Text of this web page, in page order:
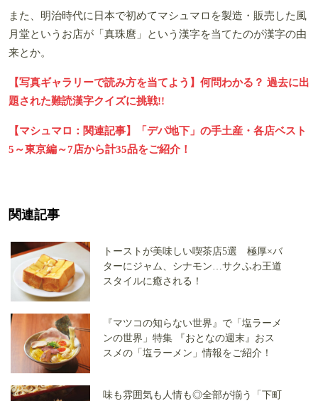
また、明治時代に日本で初めてマシュマロを製造・販売した風
月堂というお店が「真珠麿」という漢字を当てたのが漢字の由
来とか。
【写真ギャラリーで読み方を当てよう】何問わかる？ 過去に出
題された難読漢字クイズに挑戦!!
【マシュマロ：関連記事】「デパ地下」の手土産・各店ベスト
5～東京編～7店から計35品をご紹介！
関連記事
トーストが美味しい喫茶店5選 極厚×バ
ターにジャム、シナモン…サクふわ王道
スタイルに癒される！
『マツコの知らない世界』で「塩ラーメ
ンの世界」特集 『おとなの週末』おス
スメの「塩ラーメン」情報をご紹介！
味も雰囲気も人情も◎全部が揃う「下町